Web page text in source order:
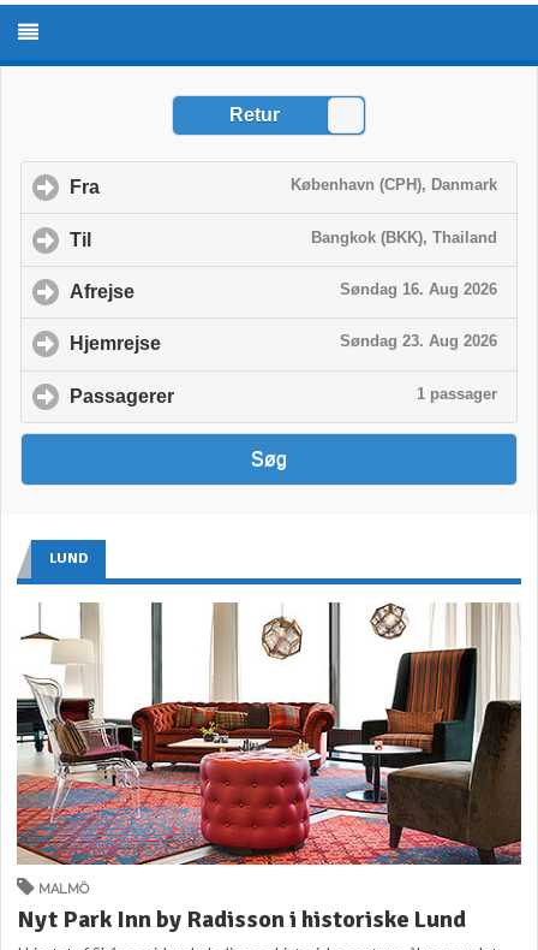
LUND
MALMÖ
Nyt Park Inn by Radisson i historiske Lund